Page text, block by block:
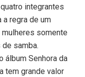
integrantes
regra de um
somente
samba.
álbum Senhora da
tem grande valor